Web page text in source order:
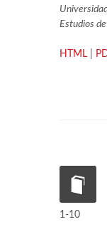
Estudios
HTML
1-10